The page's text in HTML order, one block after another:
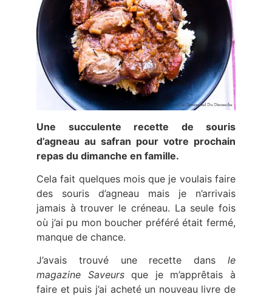
Une succulente recette de souris
d’agneau au safran pour votre prochain
repas du dimanche en famille.
Cela fait quelques mois que je voulais faire
des souris d’agneau mais je n’arrivais
jamais à trouver le créneau. La seule fois
où j’ai pu mon boucher préféré était fermé,
manque de chance.
J’avais trouvé une recette dans le
magazine Saveursque je m’apprêtais à
faire et puis j’ai acheté un nouveau livre de